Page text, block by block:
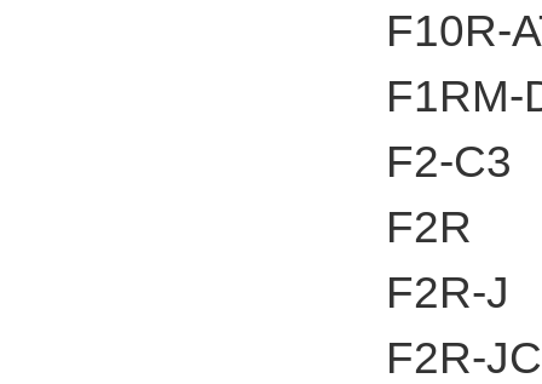
F10R-
F1RM-
F2-C3
F2R
F2R-J
F2R-